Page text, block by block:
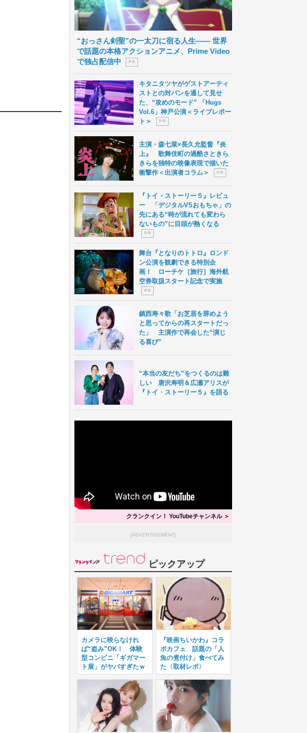
“おっさん剣聖”の一太刀に宿る人生―― 世界
で話題の本格アクションアニメ、Prime Video
で独占配信中
P R
キタニタツヤがゲストアーティ
ストとの対バンを通して見せ
た、“攻めのモード” 「Hugs
Vol.6」神戸公演＜ライブレポー
ト＞
P R
主演・森七菜×長久允監督『炎
上』 歌舞伎町の過酷さときら
きらを独特の映像表現で描いた
衝撃作＜出演者コラム＞
P R
『トイ・ストーリー５』レビュ
ー 「デジタルVSおもちゃ」の
先にある“時が流れても変わら
ないもの”に目頭が熱くなる
P R
舞台『となりのトトロ』ロンド
ン公演を観劇できる特別企
画！ ローチケ［旅行］海外航
空券取扱スタート記念で実施
P R
鎮西寿々歌「お芝居を辞めよう
と思ってからの再スタートだっ
た」 主演作で再会した“演じ
る喜び”
“本当の友だち”をつくるのは難
しい 唐沢寿明＆広瀬アリスが
『トイ・ストーリー５』を語る
クランクイン！ YouTubeチャンネル ＞
[ADVERTISEMENT]
ピックアップ
カメラに映らなけれ
ば“盗み”OK！ 体験
型コンビニ「ギガマー
ト展」がヤバすぎたｗ
『映画ちいかわ』コラ
ボカフェ 話題の「人
魚の煮付け」食べてみ
た〈取材レポ〉